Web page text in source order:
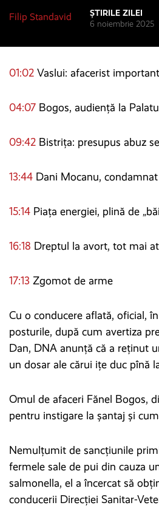
Filip Standavid
ȘTIRILE ZILEI
6 noiembrie 2025
01:02 Vaslui: afacerist
04:07 Bogos, audiență la
09:42 Bistrița: presupus abuz
13:44 Dani Mocanu, condamnat
15:14 Piața energiei, plină de
16:18 Dreptul la avort, tot mai
17:13 Zgomot de arme
Cu o conducere aflată, oficial,
posturile, după cum avertiza
Dan, DNA anunță că a reținut
un dosar ale cărui ițe duc pînă
Omul de afaceri Fănel Bogos,
pentru instigare la șantaj şi
Nemulțumit de sancțiunile
fermele sale de pui din cauza
salmonella, el a încercat să
conducerii Direcției Sanitar-